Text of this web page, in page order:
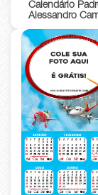
Calendário
Alessandro